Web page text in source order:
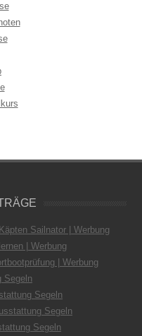
Sailnator | Werbung
| Werbung
| Werbung
Segeln
Segeln
Segeln
Segeln